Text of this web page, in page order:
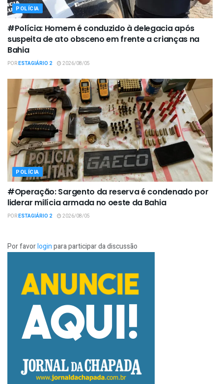
POLÍCIA
#Polícia: Homem é conduzido à delegacia após
suspeita de ato obsceno em frente a crianças na
Bahia
PORESTAGIÁRIO 2 2026/08/05
POLÍCIA
#Operação: Sargento da reserva é condenado por
liderar milícia armada no oeste da Bahia
PORESTAGIÁRIO 2 2026/08/05
Por favorloginpara participar da discussão